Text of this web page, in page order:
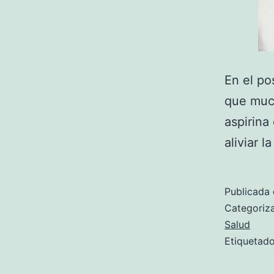
En el
que
aliviar
Salud